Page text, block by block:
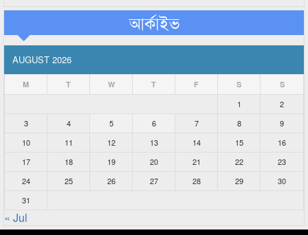
আর্কাইভ
AUGUST 2026
M T W T F S S
1
2
3
4 5 6 7 8
9
10
11 12 13 14 15
16
17
18 19 20 21 22
23
24
25 26 27 28 29
30
31
« Jul